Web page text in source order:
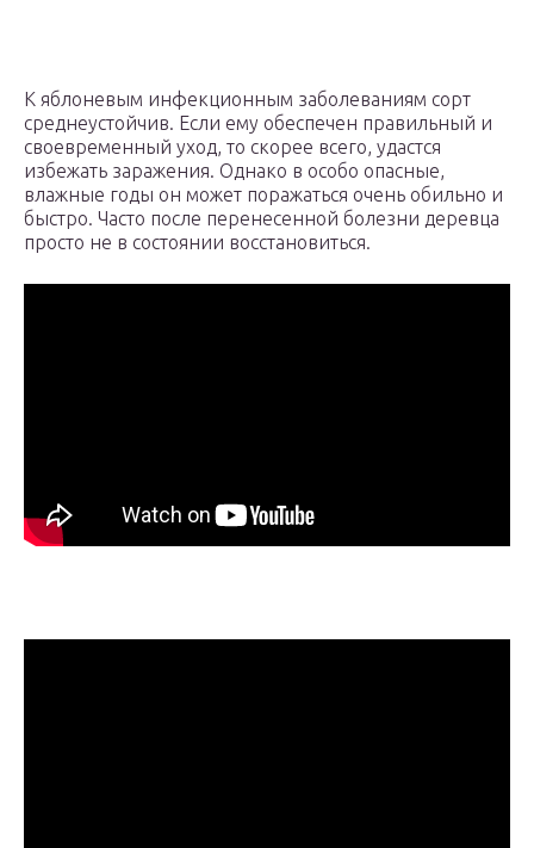
К яблоневым инфекционным заболеваниям сорт
среднеустойчив. Если ему обеспечен правильный и
своевременный уход, то скорее всего, удастся
избежать заражения. Однако в особо опасные,
влажные годы он может поражаться очень обильно и
быстро. Часто после перенесенной болезни деревца
просто не в состоянии восстановиться.